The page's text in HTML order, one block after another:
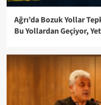
Ağrı’da Bozuk Yollar
Bu Yollardan Geçiyor,